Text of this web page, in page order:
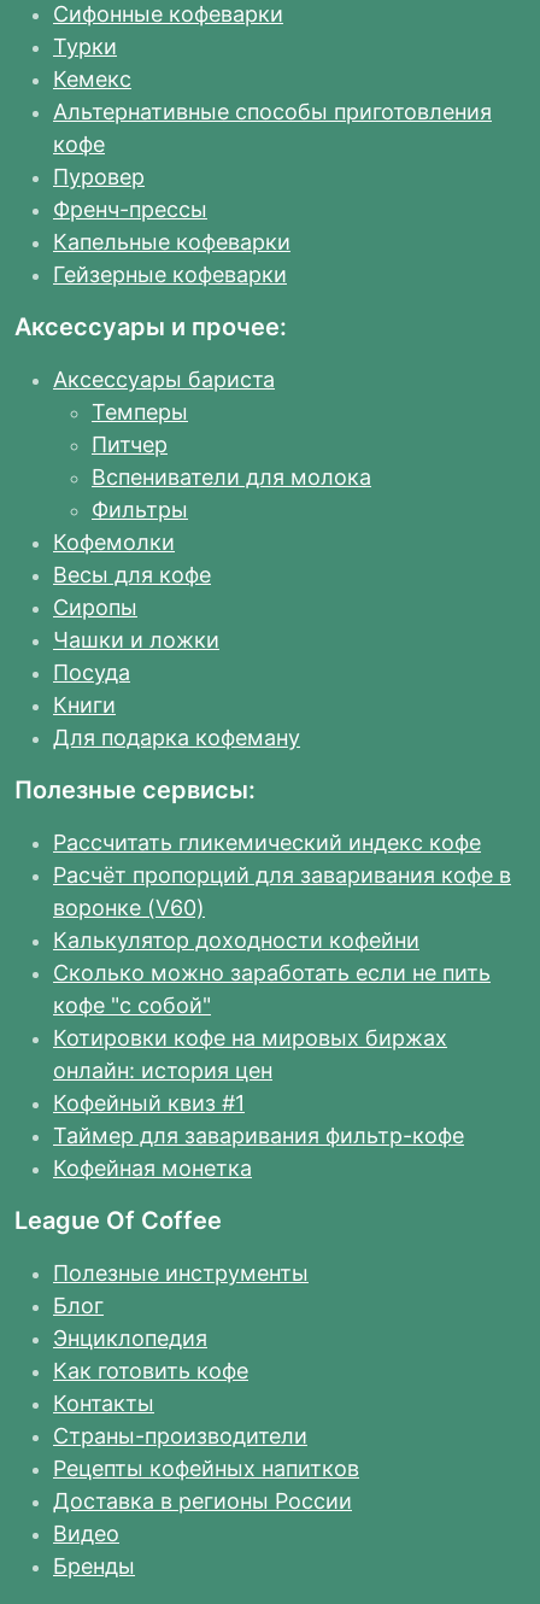
Сифонные кофеварки
Турки
Кемекс
Альтернативные способы приготовления
кофе
Пуровер
Френч-прессы
Капельные кофеварки
Гейзерные кофеварки
Аксессуары и прочее:
Аксессуары бариста
Темперы
Питчер
Вспениватели для молока
Фильтры
Кофемолки
Весы для кофе
Сиропы
Чашки и ложки
Посуда
Книги
Для подарка кофеману
Полезные сервисы:
Рассчитать гликемический индекс кофе
Расчёт пропорций для заваривания кофе в
воронке (V60)
Калькулятор доходности кофейни
Сколько можно заработать если не пить
кофе "с собой"
Котировки кофе на мировых биржах
онлайн: история цен
Кофейный квиз #1
Таймер для заваривания фильтр-кофе
Кофейная монетка
League Of Coffee
Полезные инструменты
Блог
Энциклопедия
Как готовить кофе
Контакты
Страны-производители
Рецепты кофейных напитков
Доставка в регионы России
Видео
Бренды